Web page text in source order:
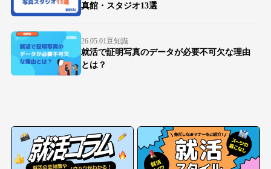
真館・スタジオ13選
26.05.01 豆知識
就活で証明写真のデータが必要不可欠な理由
とは？